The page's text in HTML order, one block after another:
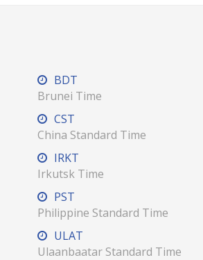
BDT
Brunei Time
CST
China Standard Time
IRKT
Irkutsk Time
PST
Philippine Standard Time
ULAT
Ulaanbaatar Standard Time